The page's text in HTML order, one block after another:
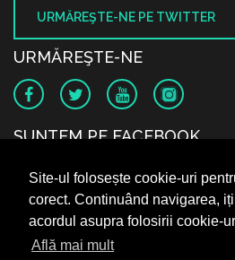
Site-ul folosește cookie-uri
corect. Continuând navigarea,
acordul asupra folosirii cookie-
Află mai mult
URMĂREŞTE-NE PE TWITTER
URMĂREŞTE-NE
SUNTEM PE FACEBOOK